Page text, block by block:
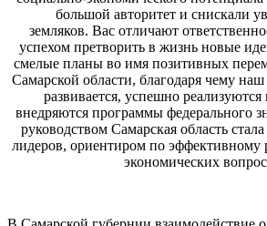
большой авторитет и снискали
земляков. Вас отличают
успехом претворить в жизнь новые
смелые планы во имя позитивных
Самарской области, благодаря чему
развивается, успешно
внедряются программы федерального
руководством Самарская область
лидеров, ориентиром по
экономических